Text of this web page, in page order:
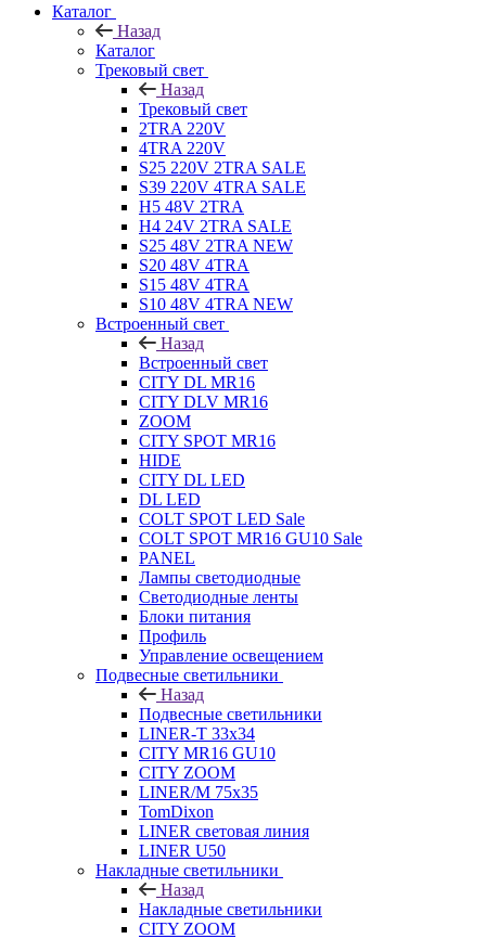
Каталог
Назад
Каталог
Трековый свет
Назад
Трековый свет
2TRA 220V
4TRA 220V
S25 220V 2TRA SALE
S39 220V 4TRA SALE
H5 48V 2TRA
H4 24V 2TRA SALE
S25 48V 2TRA NEW
S20 48V 4TRA
S15 48V 4TRA
S10 48V 4TRA NEW
Встроенный свет
Назад
Встроенный свет
CITY DL MR16
CITY DLV MR16
ZOOM
CITY SPOT MR16
HIDE
CITY DL LED
DL LED
COLT SPOT LED Sale
COLT SPOT MR16 GU10 Sale
PANEL
Лампы светодиодные
Светодиодные ленты
Блоки питания
Профиль
Управление освещением
Подвесные светильники
Назад
Подвесные светильники
LINER-T 33x34
CITY MR16 GU10
CITY ZOOM
LINER/M 75х35
TomDixon
LINER световая линия
LINER U50
Накладные светильники
Назад
Накладные светильники
CITY ZOOM